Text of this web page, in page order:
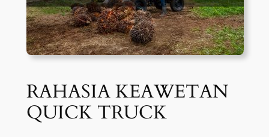
RAHASIA KEAWETAN
QUICK TRUCK